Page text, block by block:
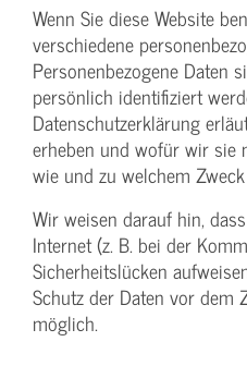
Wenn Sie diese Website
verschiedene
Personenbezogene Daten
persönlich identifiziert
Datenschutzerklärung
erheben und wofür wir sie
wie und zu welchem
Wir weisen darauf hin,
Internet (z. B. bei der
Sicherheitslücken
Schutz der Daten vor
möglich.